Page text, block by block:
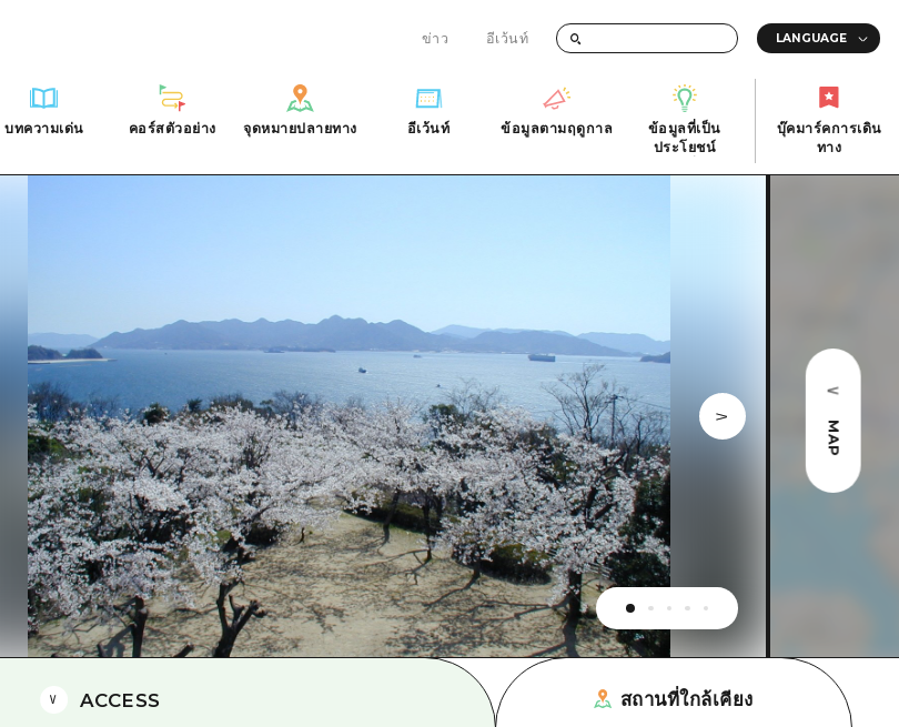
ข่าว อีเว้นท์
บทความเด่น
นเทิงยามค่ำคืน
ก
ประวัติศาสตร์ / วัฒนธรรม
ธรรมชาติ
คอร์สตัวอย่าง
รชิม่า โมชิ โมชิ ทราเวล บิงโก
เกโฮค
บริเวณรอบๆ มิยาจิมะ
ยามากุจิตะวันออก
จุดหมายปลายทาง
อากิ
บิโฮคุ
เกโฮคุ
บริเวณรอบๆ มิยาจิมะ
ยามากุจิตะวันออก
จังหวัดเอฮิเมะ
ชิมาเนะ
อีเว้นท์
ข้อมูลตามฤดูกาล
ข้อมูลที่เป็น
ประโยชน์
ดของสิ่งอำนวยความสะดวก
ค่าตั๋วเที่ยวคุ้มค่า
ฝากและจัดส่งสัมภาระ
TRAVELPAL International
วิดีโอฮิโรชิม่า
บุ๊คมาร์คการเดิน
ทาง
ธรรม
ยาจิมะ
เมืองฮิโรชิม่า
Fi
ไ
ดาวน์โหลดรูปภาพ
ข้อมูลการขนส่งระหว่างเกิดภัยพิบัติ
MAP
ACCESS สถานที่ใกล้เคียง